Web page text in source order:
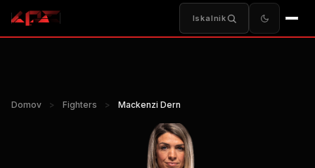
Iskalnik
Domov > Fighters > Mackenzi Dern